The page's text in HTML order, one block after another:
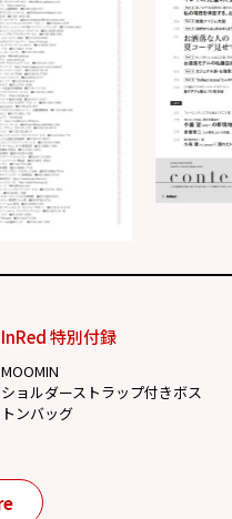
InRed 特別付録
MOOMIN
ショルダーストラップ付きボス
トンバッグ